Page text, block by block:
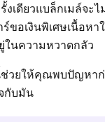
เดียวแบล็กเมล์จะ
ขอเงินพิเศษเนื้อห
นความหวาดกลัว
ช่วยให้คุณพบปัญหา
กับมัน